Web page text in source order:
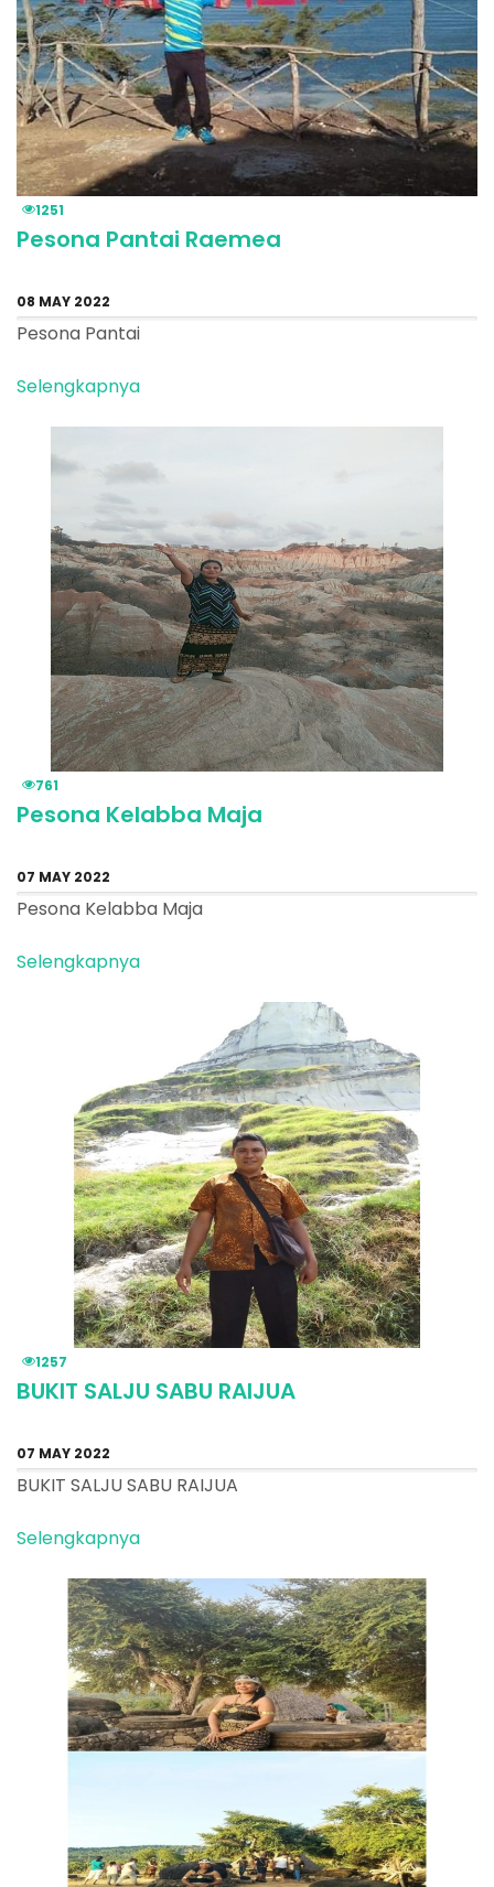
1251
Pesona Pantai Raemea
08 MAY 2022
Pesona Pantai
Selengkapnya
761
Pesona Kelabba Maja
07 MAY 2022
Pesona Kelabba Maja
Selengkapnya
1257
BUKIT SALJU SABU RAIJUA
07 MAY 2022
BUKIT SALJU SABU RAIJUA
Selengkapnya